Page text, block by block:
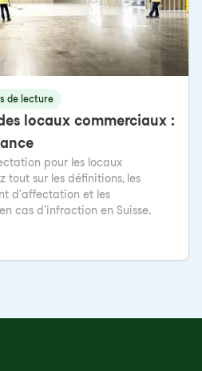
de lecture
locaux commerciaux :
pour les locaux
tout sur les définitions, les
d'affectation et les
cas d'infraction en Suisse.